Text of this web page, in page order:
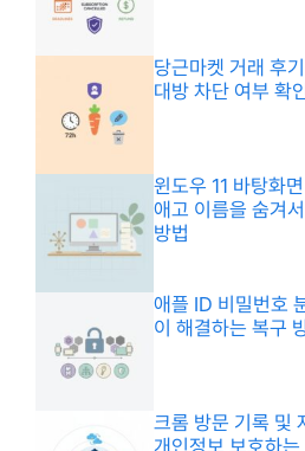
당근마켓 거래 후
대방 차단 여부 확
윈도우 11 바탕화
애고 이름을 숨겨
방법
애플 ID 비밀번호
이 해결하는 복구
크롬 방문 기록 및
개인정보 보호하는